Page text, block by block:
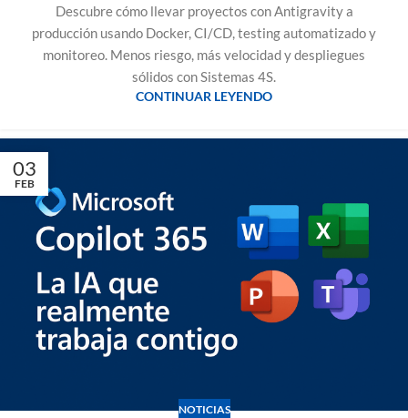
Descubre cómo llevar proyectos con Antigravity a
producción usando Docker, CI/CD, testing automatizado y
monitoreo. Menos riesgo, más velocidad y despliegues
sólidos con Sistemas 4S.
CONTINUAR LEYENDO
03
FEB
NOTICIAS